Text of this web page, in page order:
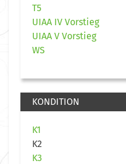
T5
UIAA IV Vorstieg
UIAA V Vorstieg
WS
KONDITION
K1
K2
K3